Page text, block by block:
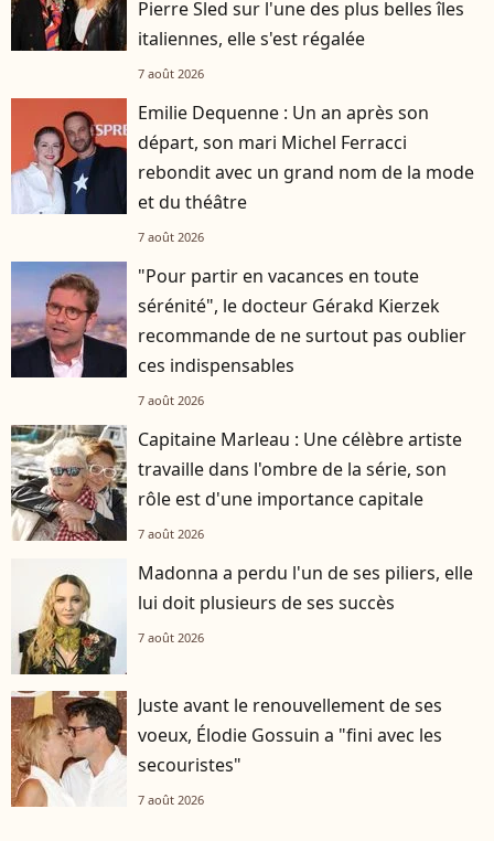
Pierre Sled sur l'une des plus belles îles
italiennes, elle s'est régalée
7 août 2026
Emilie Dequenne : Un an après son
départ, son mari Michel Ferracci
rebondit avec un grand nom de la mode
et du théâtre
7 août 2026
"Pour partir en vacances en toute
sérénité", le docteur Gérakd Kierzek
recommande de ne surtout pas oublier
ces indispensables
7 août 2026
Capitaine Marleau : Une célèbre artiste
travaille dans l'ombre de la série, son
rôle est d'une importance capitale
7 août 2026
Madonna a perdu l'un de ses piliers, elle
lui doit plusieurs de ses succès
7 août 2026
Juste avant le renouvellement de ses
voeux, Élodie Gossuin a "fini avec les
secouristes"
7 août 2026